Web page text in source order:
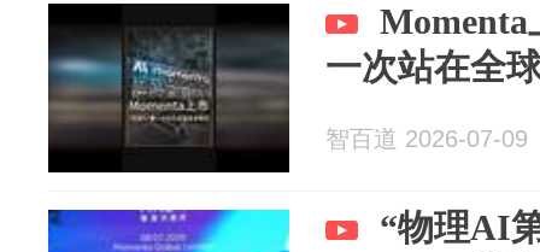
一次站在全
智百道 2026-07-09
“物理AI